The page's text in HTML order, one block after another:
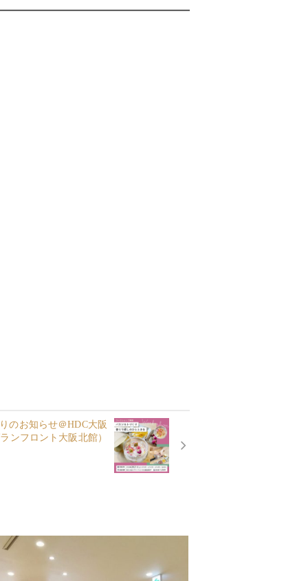
のお知らせ＠HDC大阪
ランフロント大阪北館）